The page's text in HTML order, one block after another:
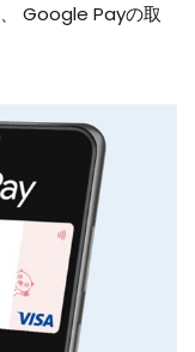
Google Payの取